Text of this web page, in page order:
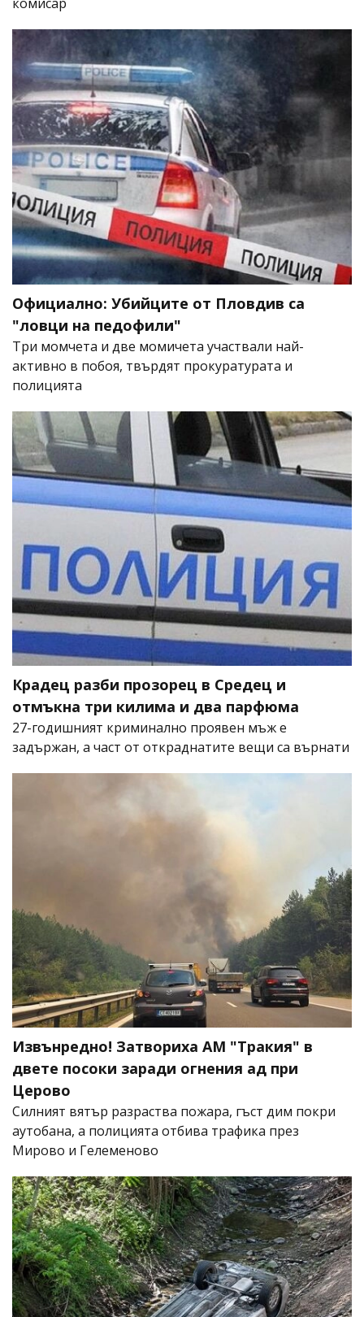
Официално: Убийците от Пловдив са
"ловци на педофили"
Три момчета и две момичета участвали най-
активно в побоя, твърдят прокуратурата и
полицията
Крадец разби прозорец в Средец и
отмъкна три килима и два парфюма
27-годишният криминално проявен мъж е
задържан, а част от откраднатите вещи са върнати
Извънредно! Затвориха АМ "Тракия" в
двете посоки заради огнения ад при
Церово
Силният вятър разраства пожара, гъст дим покри
аутобана, а полицията отбива трафика през
Мирово и Гелеменово